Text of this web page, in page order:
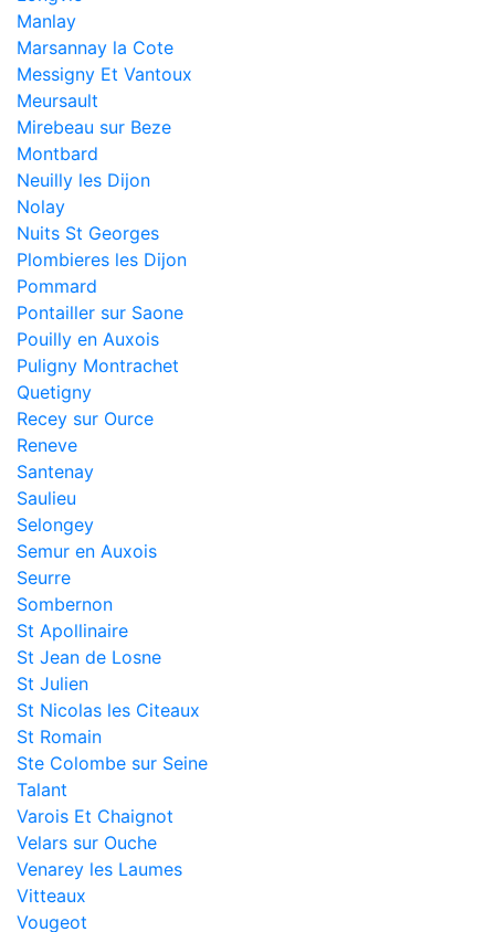
Manlay
Marsannay la Cote
Messigny Et Vantoux
Meursault
Mirebeau sur Beze
Montbard
Neuilly les Dijon
Nolay
Nuits St Georges
Plombieres les Dijon
Pommard
Pontailler sur Saone
Pouilly en Auxois
Puligny Montrachet
Quetigny
Recey sur Ource
Reneve
Santenay
Saulieu
Selongey
Semur en Auxois
Seurre
Sombernon
St Apollinaire
St Jean de Losne
St Julien
St Nicolas les Citeaux
St Romain
Ste Colombe sur Seine
Talant
Varois Et Chaignot
Velars sur Ouche
Venarey les Laumes
Vitteaux
Vougeot